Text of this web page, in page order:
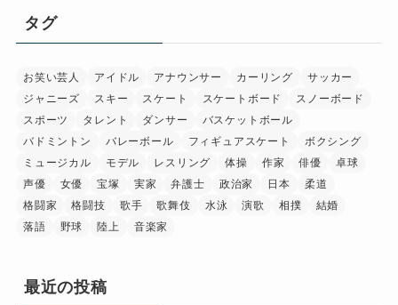
タグ
お笑い芸人 アイドル アナウンサー カーリング
サッカー
ジャニーズ
スキー スケート スケートボード
スノーボード
スポーツ
タレント ダンサー
バスケットボール
バドミントン
バレーボール フィギュアスケート
ボクシング
ミュージカル
モデル レスリング 体操 作家 俳優
卓球
声優
女優 宝塚 実家 弁護士 政治家 日本
柔道
格闘家
格闘技 歌手 歌舞伎 水泳 演歌 相撲
結婚
落語
野球 陸上 音楽家
最近の投稿